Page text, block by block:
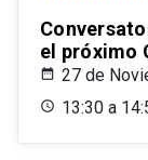
el próximo
27 de
13:30 a